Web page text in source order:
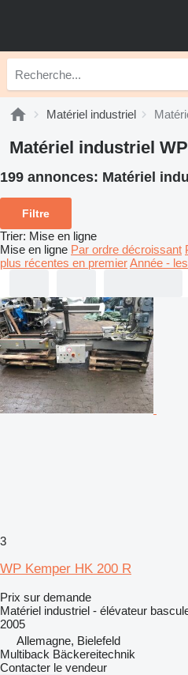
Matériel industriel
Matériel industriel
199 annonces: Matériel
Filtre
Trier: Mise en ligne
Mise en ligne Par ordre décroissant
plus récentes en premierAnnée -
3
WP Kemper HK 200 R
Prix sur demande
Matériel industriel - élévateur
2005
Allemagne, Bielefeld
Multiback Bäckereitechnik
Contacter le vendeur